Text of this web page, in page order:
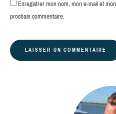
Enregistrer mon nom, mon e-mail et
prochain commentaire.